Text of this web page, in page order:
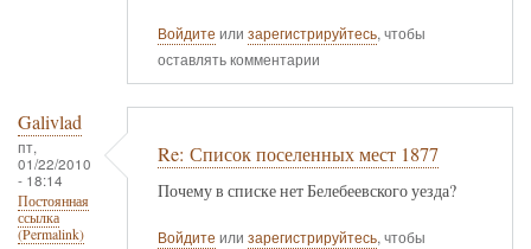
Войдите или зарегистрируйтесь, чтобы
оставлять комментарии
Galivlad
пт,
01/22/2010
- 18:14
Постоянная
ссылка
(Permalink)
Re: Список поселенных мест 1877
Почему в списке нет Белебеевского уезда?
Войдите или зарегистрируйтесь, чтобы